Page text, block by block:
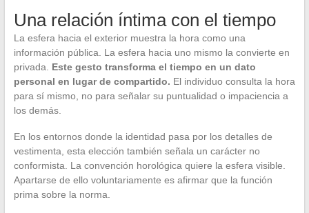
Una relación íntima con el tiempo
La esfera hacia el exterior muestra la hora como una
información pública. La esfera hacia uno mismo la convierte en
privada. Este gesto transforma el tiempo en un dato
personal en lugar de compartido. El individuo consulta la hora
para sí mismo, no para señalar su puntualidad o impaciencia a
los demás.
En los entornos donde la identidad pasa por los detalles de
vestimenta, esta elección también señala un carácter no
conformista. La convención horológica quiere la esfera visible.
Apartarse de ello voluntariamente es afirmar que la función
prima sobre la norma.